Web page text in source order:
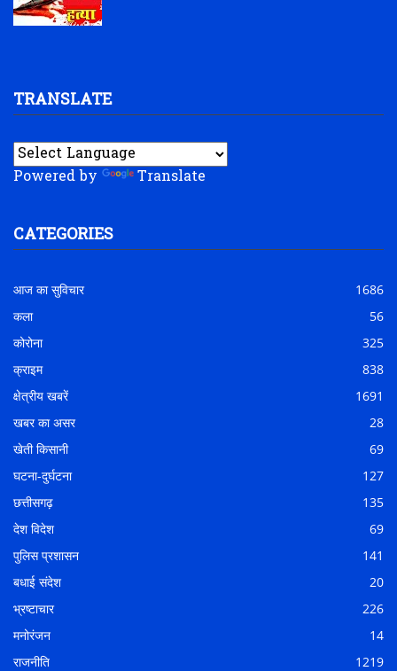
TRANSLATE
Powered by Translate
CATEGORIES
आज का सुविचार
1686
कला
56
कोरोना
325
क्राइम
838
क्षेत्रीय खबरें
1691
खबर का असर
28
खेती किसानी
69
घटना-दुर्घटना
127
छत्तीसगढ़
135
देश विदेश
69
पुलिस प्रशासन
141
बधाई संदेश
20
भ्रष्टाचार
226
मनोरंजन
14
राजनीति
1219